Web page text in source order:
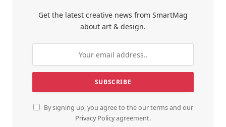
Get the latest creative news from SmartMag
about art & design.
By signing up, you agree to the our terms and our
Privacy Policyagreement.